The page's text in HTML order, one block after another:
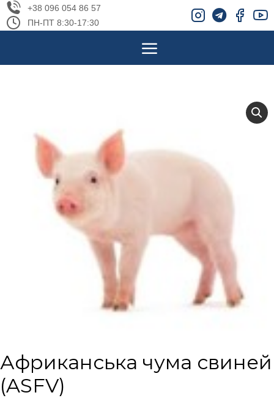
+38 096 054 86 57
ПН-ПТ 8:30-17:30
Африканська чума свиней
(ASFV)